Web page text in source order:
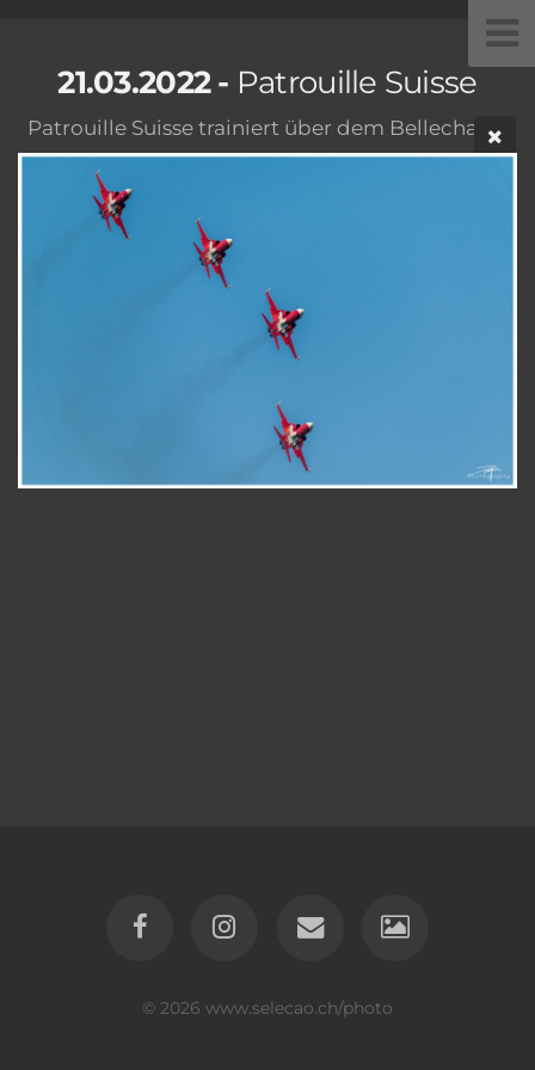
21.03.2022 - Patrouille Suisse
Patrouille Suisse trainiert über dem Bellechasse
© 2026 www.selecao.ch/photo